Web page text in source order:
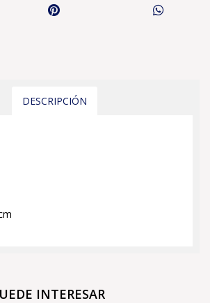
DESCRIPCIÓN
INTERESAR